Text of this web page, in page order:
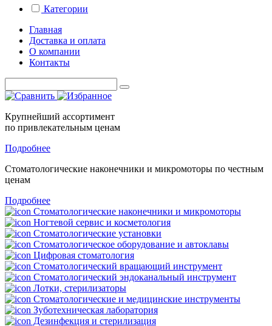
Категории
Главная
Доставка и оплата
О компании
Контакты
Крупнейший ассортимент
по привлекательным ценам
Подробнее
Стоматологические наконечники и микромоторы по честным
ценам
Подробнее
Стоматологические наконечники и микромоторы
Ногтевой сервис и косметология
Стоматологические установки
Стоматологическое оборудование и автоклавы
Цифровая стоматология
Стоматологический вращающий инструмент
Стоматологический эндоканальный инструмент
Лотки, стерилизаторы
Стоматологические и медицинские инструменты
Зуботехническая лаборатория
Дезинфекция и стерилизация